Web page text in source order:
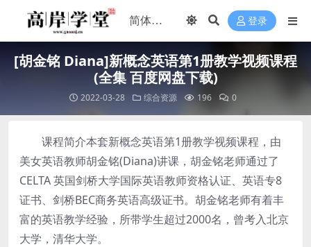
登录
[胡金铭 Diana]新概念英语第1册教学视频课程
(全集 百度网盘下载)
2022-03-28 综合资源 196 0
课程简介本套新概念英语第1册教学视频课程，由
美女英语教师胡金铭(Diana)讲课，胡金铭老师通过了
CELTA 英国剑桥大学国际英语教师资格认证、英语专8
证书、剑桥BEC商务英语高级证书。胡金铭老师有着丰
富的英语教学经验，所带学生超过2000名，曾考入北京
大学，清华大学。